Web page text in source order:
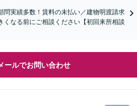
問実績多数！賃料の未払い／建物明渡請求
なる前にご相談ください【初回来所相談
ールでお問い合わせ